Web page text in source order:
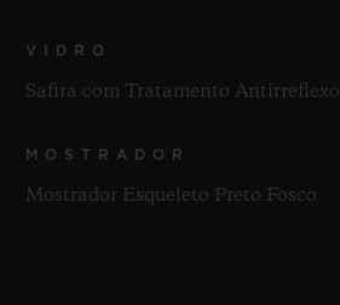
VIDRO
Safira com Tratamento Antirreflexo
MOSTRADOR
Mostrador Esqueleto Preto Fosco